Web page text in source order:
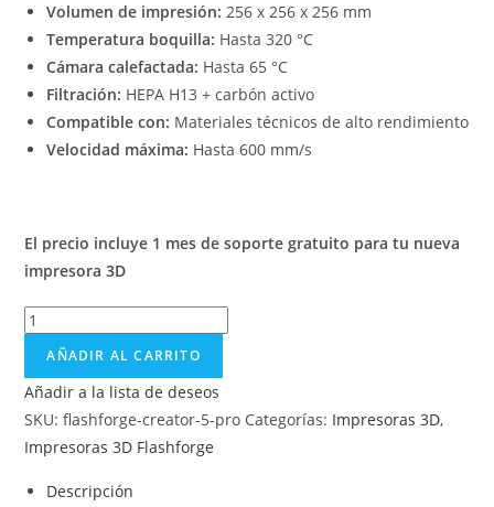
Volumen de impresión: 256 x 256 x 256 mm
Temperatura boquilla: Hasta 320 °C
Cámara calefactada: Hasta 65 °C
Filtración: HEPA H13 + carbón activo
Compatible con: Materiales técnicos de alto rendimiento
Velocidad máxima: Hasta 600 mm/s
El precio incluye 1 mes de soporte gratuito para tu nueva
impresora 3D
AÑADIR AL CARRITO
Añadir a la lista de deseos
SKU:flashforge-creator-5-pro Categorías: Impresoras 3D,
Impresoras 3D Flashforge
Descripción